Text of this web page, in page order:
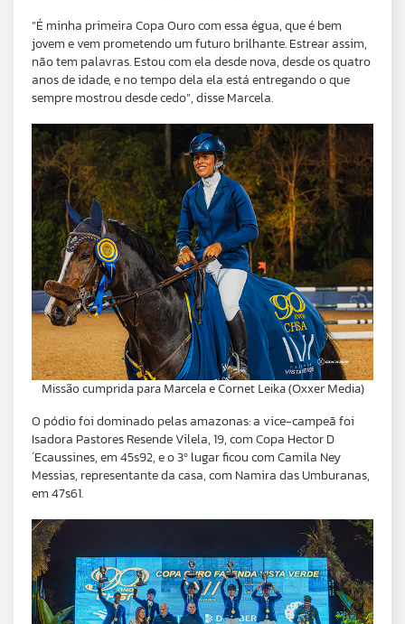
“É minha primeira Copa Ouro com essa égua, que é bem
jovem e vem prometendo um futuro brilhante. Estrear assim,
não tem palavras. Estou com ela desde nova, desde os quatro
anos de idade, e no tempo dela ela está entregando o que
sempre mostrou desde cedo”, disse Marcela.
Missão cumprida para Marcela e Cornet Leika (Oxxer Media)
O pódio foi dominado pelas amazonas: a vice-campeã foi
Isadora Pastores Resende Vilela, 19, com Copa Hector D
´Ecaussines, em 45s92, e o 3º lugar ficou com Camila Ney
Messias, representante da casa, com Namira das Umburanas,
em 47s61.